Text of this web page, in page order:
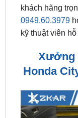
kỹ thuật viên hỗ
Xưởng